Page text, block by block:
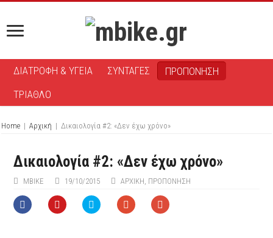
ΔΙΑΤΡΟΦΗ & ΥΓΕΙΑ ΣΥΝΤΑΓΕΣ
ΠΡΟΠΟΝΗΣΗ
ΤΡΙΑΘΛΟ
Home | Αρχική | Δικαιολογία #2: «Δεν έχω χρόνο»
Δικαιολογία #2: «Δεν έχω χρόνο»
MBIKE 19/10/2015 ΑΡΧΙΚΉ, ΠΡΟΠΟΝΗΣΗ